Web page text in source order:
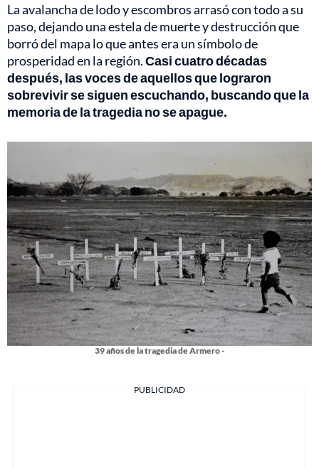
La avalancha de lodo y escombros arrasó con todo a su
paso, dejando una estela de muerte y destrucción que
borró del mapa lo que antes era un símbolo de
prosperidad en la región.Casi cuatro décadas
después, las voces de aquellos que lograron
sobrevivir se siguen escuchando, buscando que la
memoria de la tragedia no se apague.
39 años de la tragedia de Armero -
PUBLICIDAD